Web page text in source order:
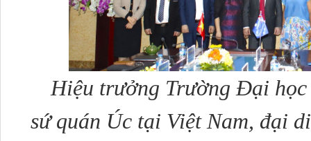
Hiệu trưởng Trường Đại
sứ quán Úc tại Việt Nam, đại